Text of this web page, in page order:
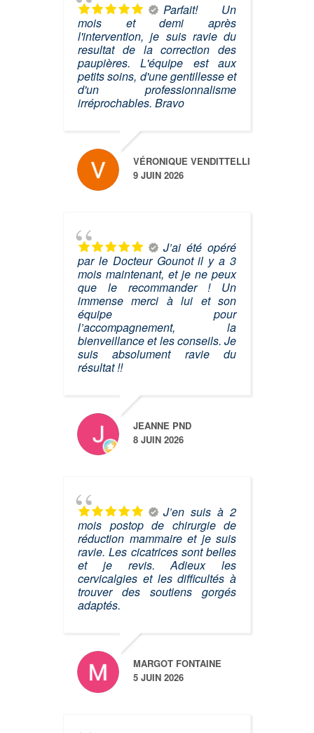
Parfait! Un
mois et demi après
l'intervention, je suis ravie du
resultat de la correction des
paupières. L'équipe est aux
petits soins, d'une gentillesse et
d'un professionnalisme
irréprochables. Bravo
VÉRONIQUE VENDITTELLI
9 JUIN 2026
J’ai été opéré
par le Docteur Gounot il y a 3
mois maintenant, et je ne peux
que le recommander ! Un
immense merci à lui et son
équipe pour
l’accompagnement, la
bienveillance et les conseils. Je
suis absolument ravie du
résultat !!
JEANNE PND
8 JUIN 2026
J’en suis à 2
mois postop de chirurgie de
réduction mammaire et je suis
ravie. Les cicatrices sont belles
et je revis. Adieux les
cervicalgies et les difficultés à
trouver des soutiens gorgés
adaptés.
MARGOT FONTAINE
5 JUIN 2026